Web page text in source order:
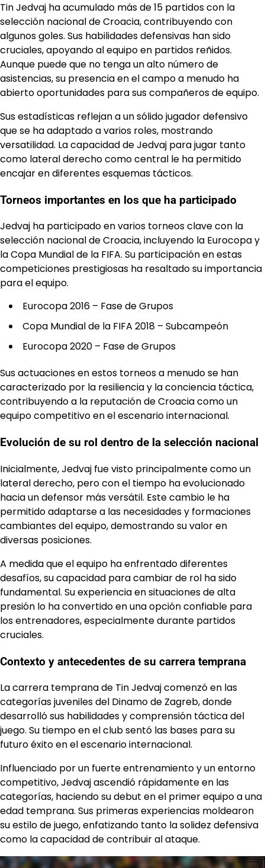
Tin Jedvaj ha acumulado más de 15 partidos con la
selección nacional de Croacia, contribuyendo con
algunos goles. Sus habilidades defensivas han sido
cruciales, apoyando al equipo en partidos reñidos.
Aunque puede que no tenga un alto número de
asistencias, su presencia en el campo a menudo ha
abierto oportunidades para sus compañeros de equipo.
Sus estadísticas reflejan a un sólido jugador defensivo
que se ha adaptado a varios roles, mostrando
versatilidad. La capacidad de Jedvaj para jugar tanto
como lateral derecho como central le ha permitido
encajar en diferentes esquemas tácticos.
Torneos importantes en los que ha participado
Jedvaj ha participado en varios torneos clave con la
selección nacional de Croacia, incluyendo la Eurocopa y
la Copa Mundial de la FIFA. Su participación en estas
competiciones prestigiosas ha resaltado su importancia
para el equipo.
Eurocopa 2016 – Fase de Grupos
Copa Mundial de la FIFA 2018 – Subcampeón
Eurocopa 2020 – Fase de Grupos
Sus actuaciones en estos torneos a menudo se han
caracterizado por la resiliencia y la conciencia táctica,
contribuyendo a la reputación de Croacia como un
equipo competitivo en el escenario internacional.
Evolución de su rol dentro de la selección nacional
Inicialmente, Jedvaj fue visto principalmente como un
lateral derecho, pero con el tiempo ha evolucionado
hacia un defensor más versátil. Este cambio le ha
permitido adaptarse a las necesidades y formaciones
cambiantes del equipo, demostrando su valor en
diversas posiciones.
A medida que el equipo ha enfrentado diferentes
desafíos, su capacidad para cambiar de rol ha sido
fundamental. Su experiencia en situaciones de alta
presión lo ha convertido en una opción confiable para
los entrenadores, especialmente durante partidos
cruciales.
Contexto y antecedentes de su carrera temprana
La carrera temprana de Tin Jedvaj comenzó en las
categorías juveniles del Dinamo de Zagreb, donde
desarrolló sus habilidades y comprensión táctica del
juego. Su tiempo en el club sentó las bases para su
futuro éxito en el escenario internacional.
Influenciado por un fuerte entrenamiento y un entorno
competitivo, Jedvaj ascendió rápidamente en las
categorías, haciendo su debut en el primer equipo a una
edad temprana. Sus primeras experiencias moldearon
su estilo de juego, enfatizando tanto la solidez defensiva
como la capacidad de contribuir al ataque.